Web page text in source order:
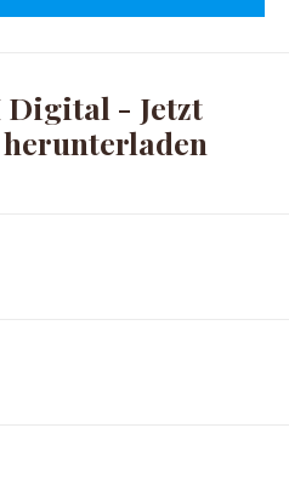
Digital - Jetzt